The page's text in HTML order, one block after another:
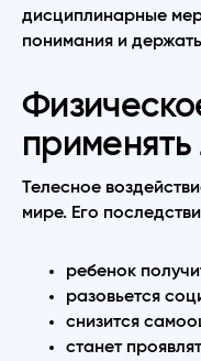
дисциплинарные
понимания и
применять
Телесное
мире. Его
ребенок
разовьется
снизится
станет